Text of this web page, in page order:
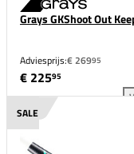
Grays GKShoot Out
Adviesprijs:€ 26995
€ 22595
SALE